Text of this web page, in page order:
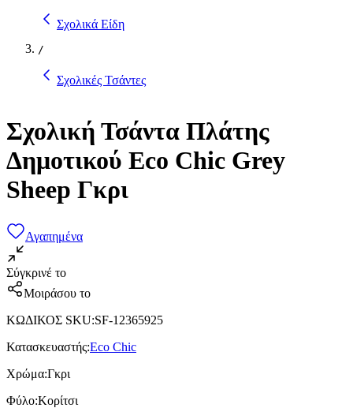
Σχολικά Είδη
/
Σχολικές Τσάντες
Σχολική Τσάντα Πλάτης
Δημοτικού Eco Chic Grey
Sheep Γκρι
Αγαπημένα
Σύγκρινέ το
Μοιράσου το
ΚΩΔΙΚΟΣ SKU:SF-12365925
Κατασκευαστής:Eco Chic
Χρώμα:Γκρι
Φύλο:Κορίτσι